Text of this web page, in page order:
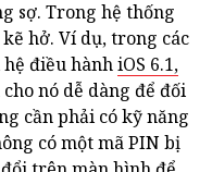
sợ. Trong hệ thống
hở. Ví dụ, trong các
điều hànhiOS 6.1,
nó dễ dàng để đối
cần phải có kỹ năng
có một mã PIN bị